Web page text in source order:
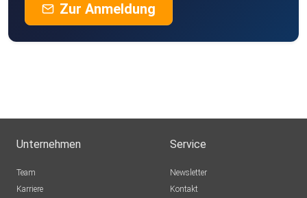
Zur Anmeldung
Unternehmen
Team
Karriere
Service
Newsletter
Kontakt